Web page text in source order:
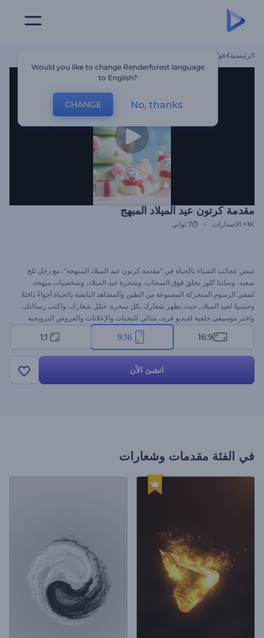
الرئيسية قوالب
مقدمة كرتون عيد الميلاد المبهج
1K+ الاصدارات 7 ثواني
تنبض عجائب الشتاء بالحياة في "مقدمة كرتون عيد الميلاد المبهجة"، مع رجل ثلج
سعيد، وسانتا كلوز يحلق فوق السحاب، وشجرة عيد الميلاد، وشخصيات مبهجة.
تُضفي الرسوم المتحركة المصنوعة من الطين والمشاهد النابضة بالحياة أجواءً دافئةً
وحنينيةً لعيد الميلاد، حيث يظهر شعارك بكل سحره. حمّل شعارك، واكتب رسالتك،
واختر موسيقى خلفية لفيديو فريد، مثالي للتحيات والإعلانات والعروض الترويجية
وجميع محتوياتك الاحتفالية. جرّب الآن!
16:9
9:16
1:1
انشئ الأن
في الفئة مقدمات وشعارات
Would you like to change Renderforest language
to English?
CHANGE No, thanks